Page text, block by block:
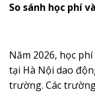
So sánh học phí
Năm 2026, học
tại Hà Nội dao
trường. Các